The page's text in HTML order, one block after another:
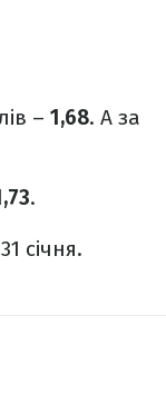
– 1,68. А за
.
січня.